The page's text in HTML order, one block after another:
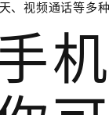
、视频通话等多种